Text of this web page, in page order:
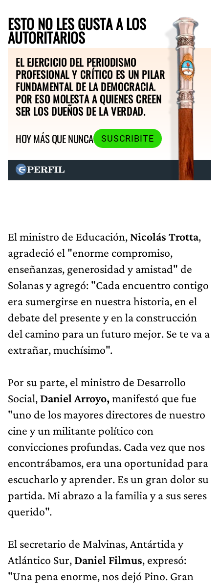
ESTO NO LES GUSTA A LOS
AUTORITARIOS
EL EJERCICIO DEL PERIODISMO
PROFESIONAL Y CRÍTICO ES UN PILAR
FUNDAMENTAL DE LA DEMOCRACIA.
POR ESO MOLESTA A QUIENES CREEN
SER LOS DUEÑOS DE LA VERDAD.
HOY MÁS QUE NUNCA
SUSCRIBITE
El ministro de Educación, Nicolás Trotta,
agradeció el "enorme compromiso,
enseñanzas, generosidad y amistad" de
Solanas y agregó: "Cada encuentro contigo
era sumergirse en nuestra historia, en el
debate del presente y en la construcción
del camino para un futuro mejor. Se te va a
extrañar, muchísimo".
Por su parte, el ministro de Desarrollo
Social, Daniel Arroyo,manifestó que fue
"uno de los mayores directores de nuestro
cine y un militante político con
convicciones profundas. Cada vez que nos
encontrábamos, era una oportunidad para
escucharlo y aprender. Es un gran dolor su
partida. Mi abrazo a la familia y a sus seres
querido".
El secretario de Malvinas, Antártida y
Atlántico Sur, Daniel Filmus, expresó:
"Una pena enorme, nos dejó Pino. Gran